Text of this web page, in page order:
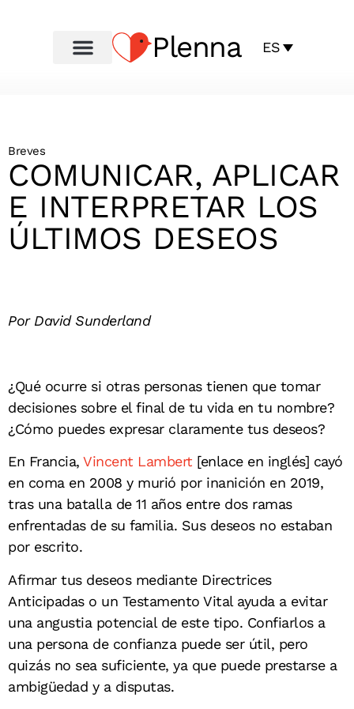
Plenna ES
Breves
COMUNICAR, APLICAR
E INTERPRETAR LOS
ÚLTIMOS DESEOS
Por David Sunderland
¿Qué ocurre si otras personas tienen que tomar
decisiones sobre el final de tu vida en tu nombre?
¿Cómo puedes expresar claramente tus deseos?
En Francia, Vincent Lambert [enlace en inglés] cayó
en coma en 2008 y murió por inanición en 2019,
tras una batalla de 11 años entre dos ramas
enfrentadas de su familia. Sus deseos no estaban
por escrito.
Afirmar tus deseos mediante Directrices
Anticipadas o un Testamento Vital ayuda a evitar
una angustia potencial de este tipo. Confiarlos a
una persona de confianza puede ser útil, pero
quizás no sea suficiente, ya que puede prestarse a
ambigüedad y a disputas.